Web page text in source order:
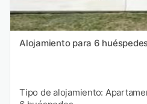
Alojamiento para 6
Tipo de alojamiento: